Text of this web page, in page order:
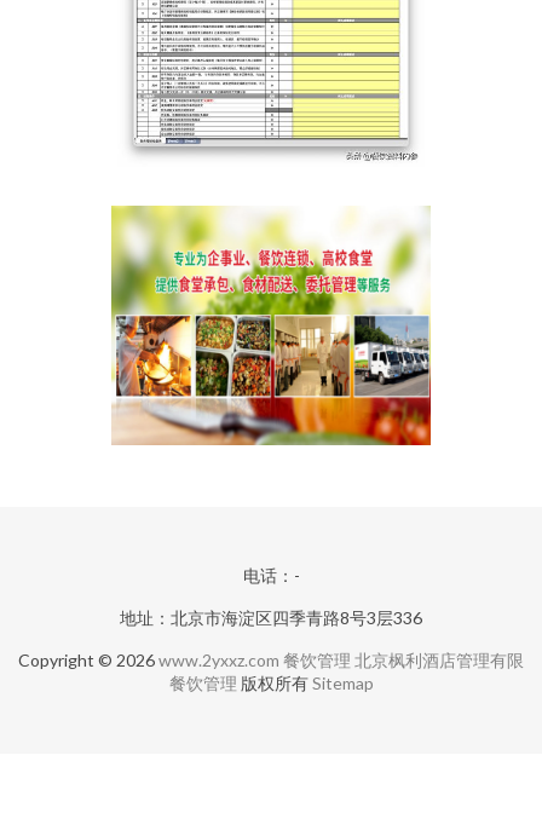
电话：-
地址：北京市海淀区四季青路8号3层336
Copyright © 2026www.2yxxz.com 餐饮管理 北京枫利酒店管理有限
餐饮管理 版权所有Sitemap